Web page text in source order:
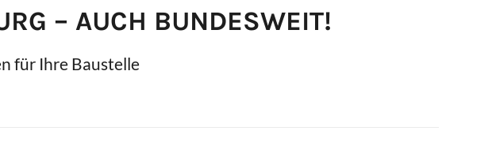
– AUCH BUNDESWEIT!
für Ihre Baustelle